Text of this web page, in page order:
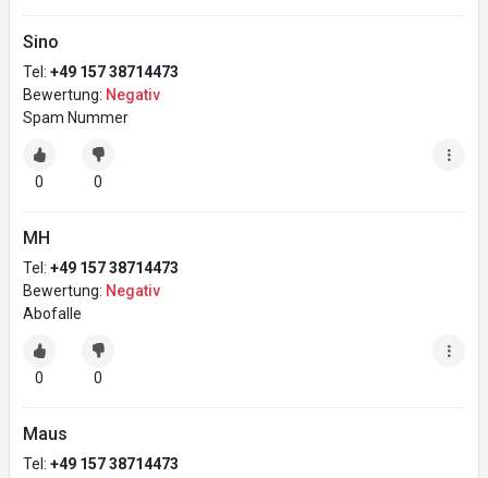
Sino
Tel: +49 157 38714473
Bewertung: Negativ
Spam Nummer
0 0
MH
Tel: +49 157 38714473
Bewertung: Negativ
Abofalle
0 0
Maus
Tel: +49 157 38714473